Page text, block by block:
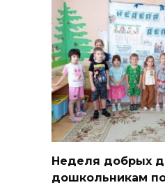
Неделя добрых
дошкольникам